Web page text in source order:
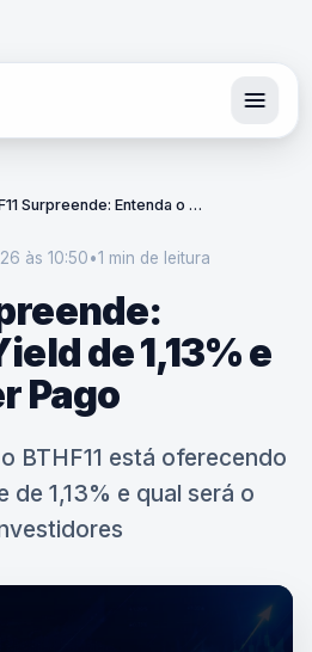
BTHF11 Surpreende: Entenda o Yield de 1,13% e o Valor a Ser Pago
às 10:50•1 min de leitura
de 1,13% e
Pago
BTHF11 está oferecendo
de 1,13% e qual será o